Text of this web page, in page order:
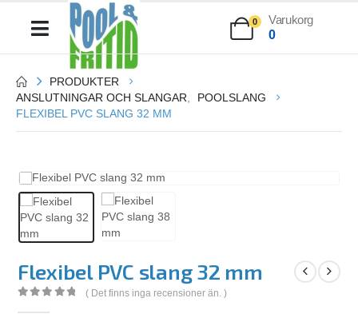
0
Varukorg
0
PRODUKTER
ANSLUTNINGAR OCH SLANGAR
POOLSLANG
FLEXIBEL PVC SLANG 32 MM
Flexibel PVC slang 32 mm
( Det finns inga recensioner än. )